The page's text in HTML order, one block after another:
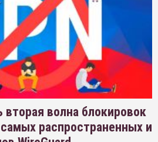
вторая волна блокировок
распространенных и